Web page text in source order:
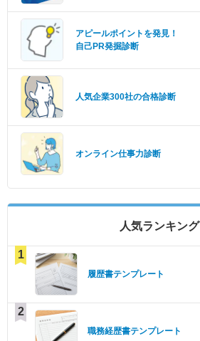
アピールポイントを発見！
自己PR発掘診断
人気企業300社の合格診断
オンライン仕事力診断
人気ランキング
1
履歴書テンプレート
2
職務経歴書テンプレート